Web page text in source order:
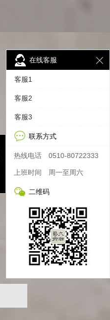
在线客服
客服1
客服2
客服3
联系方式
热线电话 0510-80722333
上班时间 周一至周六
二维码